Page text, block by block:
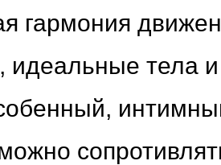
гармония
идеальные тела